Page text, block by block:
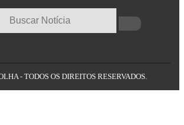
- TODOS OS DIREITOS RESERVADOS.